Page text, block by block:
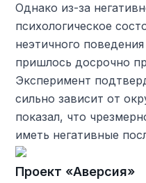
Однако из-за
психологическое
неэтичного
пришлось досрочно
Эксперимент
сильно зависит от
показал, что
иметь негативные
Проект «Аверсия»